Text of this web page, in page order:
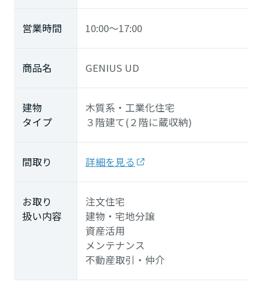
営業時間 10:00～17:00
商品名 GENIUS UD
建物
タイプ
木質系・工業化住宅
３階建て(２階に蔵収納)
間取り 詳細を見る
お取り
扱い内容
注文住宅
建物・宅地分譲
資産活用
メンテナンス
不動産取引・仲介